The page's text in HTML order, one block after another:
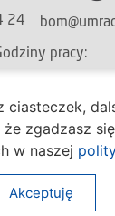
24
pracy:
– piątek
7:30 – 16:30
– piątek
7:30 – 15:30
ciasteczek,
zgadzasz
w naszej
Akceptuję